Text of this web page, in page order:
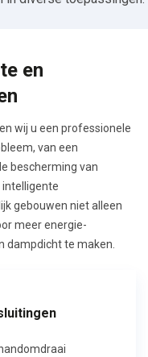
en
wij u een professionele
van een
bescherming van
intelligente
gebouwen niet alleen
meer energie-
dampdicht te maken.